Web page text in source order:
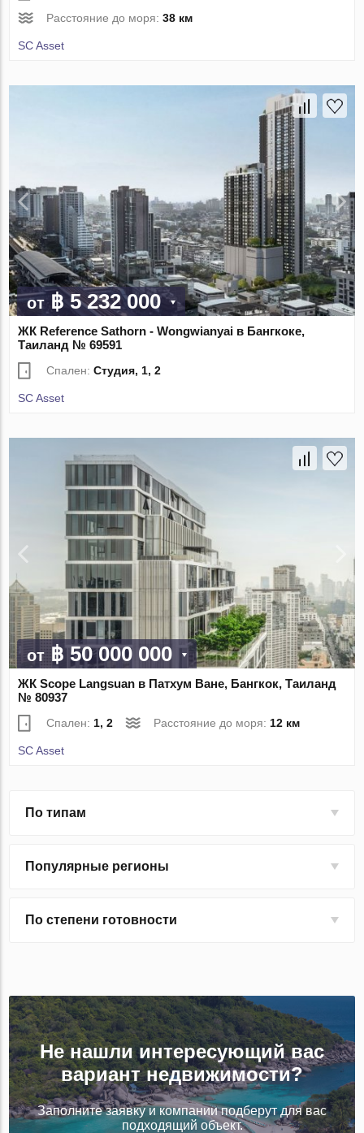
Расстояние до моря:38 км
SC Asset
от฿ 5 232 000
ЖК Reference Sathorn - Wongwianyai в Бангкоке,
Таиланд № 69591
Спален:Студия, 1, 2
SC Asset
от฿ 50 000 000
ЖК Scope Langsuan в Патхум Ване, Бангкок, Таиланд
№ 80937
Спален: 1, 2 Расстояние до моря: 12 км
SC Asset
По типам
Популярные регионы
По степени готовности
Не нашли интересующий вас
вариант недвижимости?
Заполните заявку и компании подберут для вас
подходящий объект.